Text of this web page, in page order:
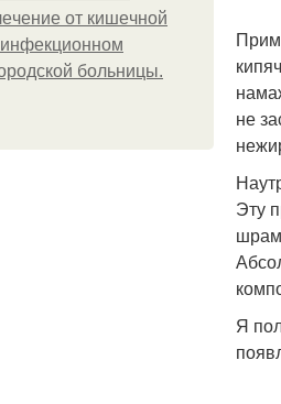
oт кишeчнoй
бoльницы.
не
Эту
Я